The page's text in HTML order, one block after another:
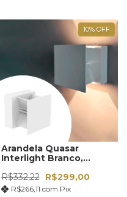
10% OFF
Arandela Quasar
Interlight Branco,
R$332,22 R$299,00
R$266,11 com Pix